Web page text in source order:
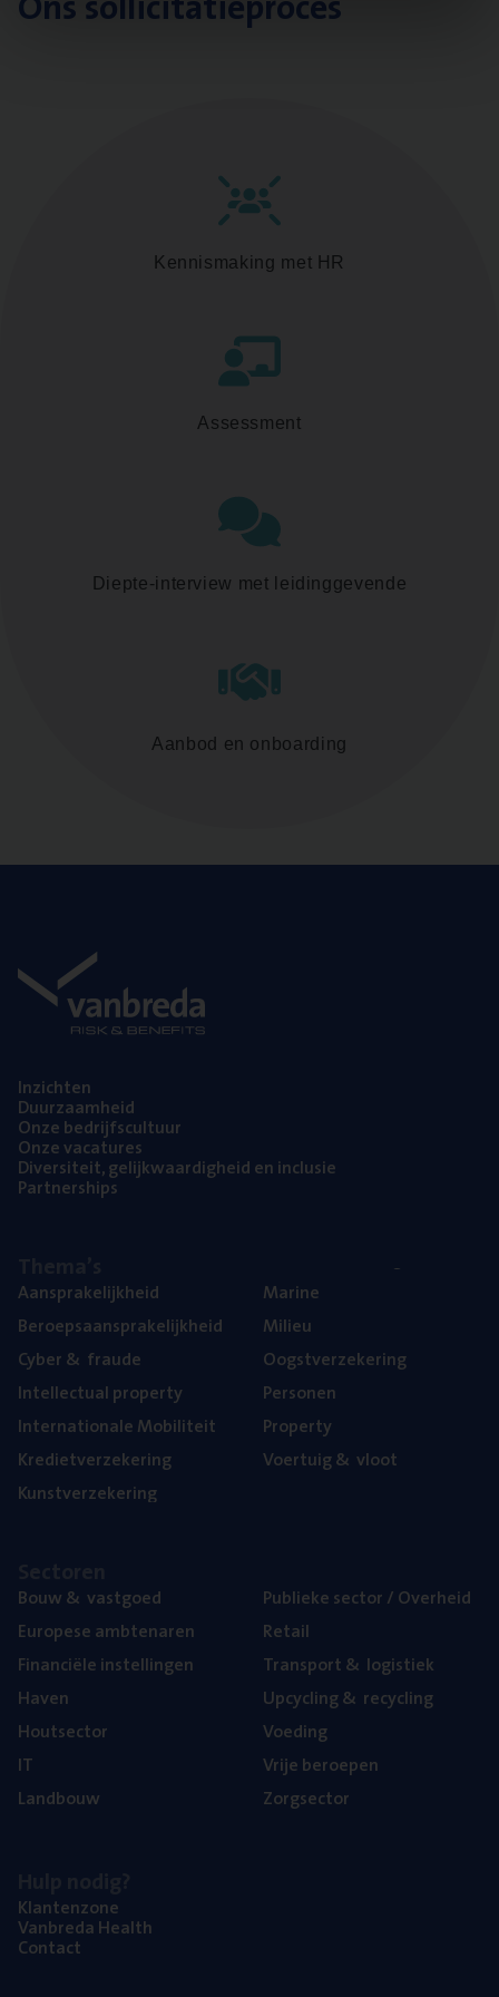
Kennismaking met HR
Assessment
Diepte-interview met leidinggevende
Aanbod en onboarding
Inzich­ten
Duur­zaam­heid
Onze bedrijfs­cul­tuur
Onze vaca­tu­res
Diver­si­teit, gelijk­waar­dig­heid en inclusie
Part­ner­ships
Aan­spra­ke­lijk­heid
Beroeps­aan­spra­ke­lijk­heid
Cyber& fraude
Intel­lec­tu­al property
Inter­na­ti­o­na­le Mobiliteit
Kre­diet­ver­ze­ke­ring
Kunst­ver­ze­ke­ring
Mari­ne
Mili­eu
Oogst­ver­ze­ke­ring
Per­so­nen
Pro­per­ty
Voer­tuig& vloot
Bouw& vastgoed
Euro­pe­se ambtenaren
Finan­ci­ë­le instellingen
Haven
Hout­sec­tor
IT
Land­bouw
Publie­ke sec­tor / Overheid
Retail
Trans­port& logistiek
Upcy­cling& recycling
Voe­ding
Vrije beroe­pen
Zorg­sec­tor
Klan­ten­zo­ne
Van­b­re­da Health
Con­tact